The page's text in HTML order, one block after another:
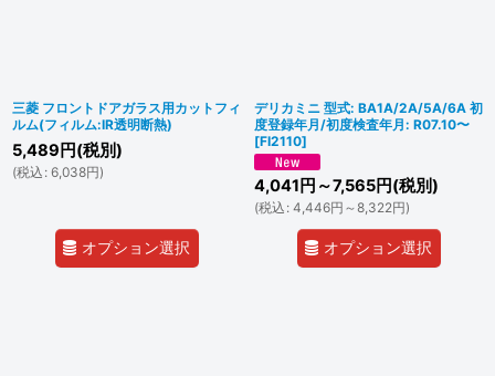
三菱 フロントドアガラス用カットフィ
ルム(フィルム:IR透明断熱)
5,489 円(税別)
(税込 : 6,038円)
オプション選択
デリカミニ 型式: BA1A/2A/5A/6A 初
度登録年月/初度検査年月: R07.10〜
[FI2110]
4,041 円 ～7,565円(税別)
(税込 : 4,446円 ～8,322円)
オプション選択